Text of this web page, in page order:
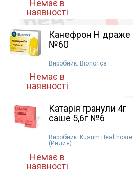
Немає в
наявності
Канефрон Н драже
№60
Виробник: Bionorica
Немає в
наявності
Катарія гранули 4г
саше 5,6г №6
Виробник: Kusum Healthcare
(Индия)
Немає в
наявності